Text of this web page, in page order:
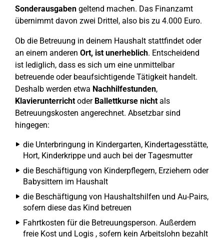
Sonderausgaben geltend machen. Das Finanzamt
übernimmt davon zwei Drittel, also bis zu 4.000 Euro.
Ob die Betreuung in deinem Haushalt stattfindet oder
an einem anderen Ort, ist unerheblich. Entscheidend
ist lediglich, dass es sich um eine unmittelbar
betreuende oder beaufsichtigende Tätigkeit handelt.
Deshalb werden etwa Nachhilfestunden,
Klavierunterrichtoder Ballettkurse nichtals
Betreuungskosten angerechnet. Absetzbar sind
hingegen:
die Unterbringung in Kindergarten, Kindertagesstätte,
Hort, Kinderkrippe und auch bei der Tagesmutter
die Beschäftigung von Kinderpflegern, Erziehern oder
Babysittern im Haushalt
die Beschäftigung von Haushaltshilfen und Au-Pairs,
sofern diese das Kind betreuen
Fahrtkosten für die Betreuungsperson. Außerdem
freie Kost und Logis , sofern kein Arbeitslohn bezahlt